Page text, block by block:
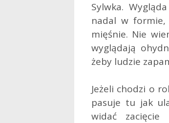
Sylwka.
nadal w formie,
mięśnie. Nie
wyglądają
żeby ludzie
Jeżeli chodzi o
pasuje tu jak
widać